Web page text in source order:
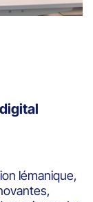
lémanique,